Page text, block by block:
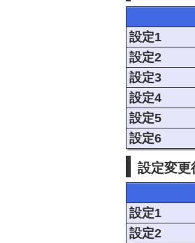
設定1
設定2
設定3
設定4
設定5
設定6
設定変更
設定1
設定2